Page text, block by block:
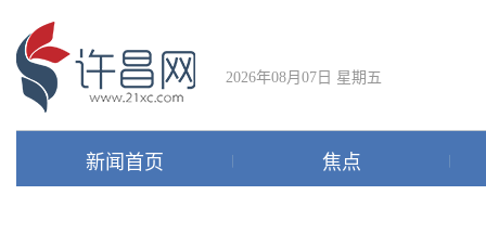
2026年08月07日 星期五
新闻首页 焦点